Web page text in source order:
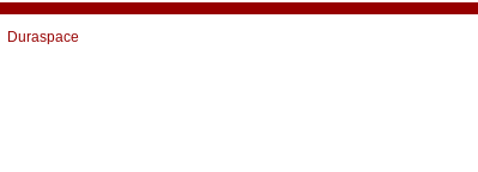
Duraspace